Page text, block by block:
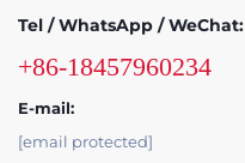
Tel / WhatsApp / WeChat:
+86-18457960234
E-mail:
[email protected]